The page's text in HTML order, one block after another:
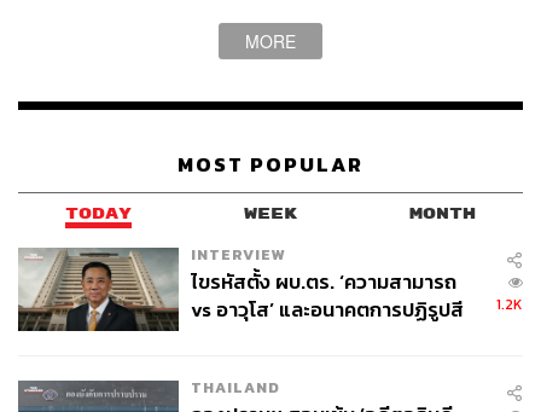
MORE
MOST POPULAR
TODAY WEEK MONTH
INTERVIEW
ไขรหัสตั้ง ผบ.ตร. ‘ความสามารถ
vs อาวุโส’ และอนาคตการปฏิรูปสี
1.2K
THAILAND